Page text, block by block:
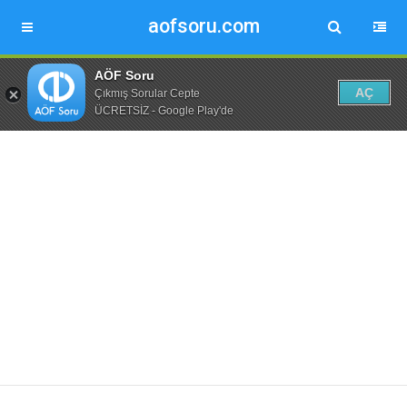
aofsoru.com
AÖF Soru
Çıkmış Sorular Cepte
ÜCRETSİZ - Google Play'de
AÇ